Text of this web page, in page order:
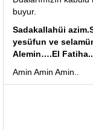
buyur.
Sadakallahüi
yesüfun ve
Alemin….El Fatiha..
Amin Amin Amin..